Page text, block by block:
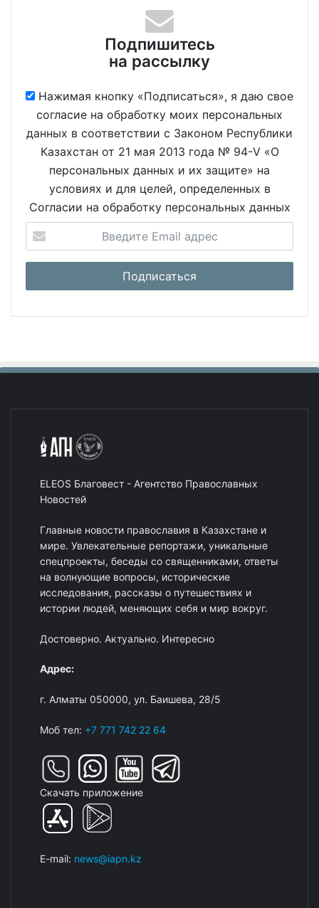
Подпишитесь
на рассылку
Нажимая кнопку «Подписаться», я даю свое
согласие на обработку моих персональных
данных в соответствии с Законом Республики
Казахстан от 21 мая 2013 года № 94-V «О
персональных данных и их защите» на
условиях и для целей, определенных в
Согласии на обработку персональных данных
ELEOS Благовест - Агентство Православных
Новостей
Главные новости православия в Казахстане и
мире. Увлекательные репортажи, уникальные
спецпроекты, беседы со священниками, ответы
на волнующие вопросы, исторические
исследования, рассказы о путешествиях и
истории людей, меняющих себя и мир вокруг.
Достоверно. Актуально. Интересно
Адрес:
г. Алматы 050000, ул. Баишева, 28/5
Моб тел: +7 771 742 22 64
Скачать приложение
E-mail: news@iapn.kz